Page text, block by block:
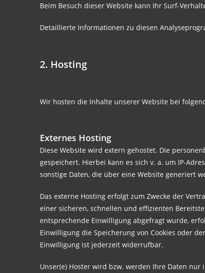
Beim Besuch dieser Website kann Ihr Surf-
Detaillierte Informationen zu diesen
2. Hosting
Wir hosten die Inhalte unserer Website bei
Externes Hosting
Diese Website wird extern gehostet. Die
gespeichert. Hierbei kann es sich v. a. um IP-
sonstige Daten, die über eine Website generiert
Das externe Hosting erfolgt zum Zwecke der
einer sicheren, schnellen und effizienten
entsprechende Einwilligung abgefragt wurde,
Einwilligung die Speicherung von Cookies oder
Einwilligung ist jederzeit widerrufbar.
Unser(e) Hoster wird bzw. werden Ihre Daten